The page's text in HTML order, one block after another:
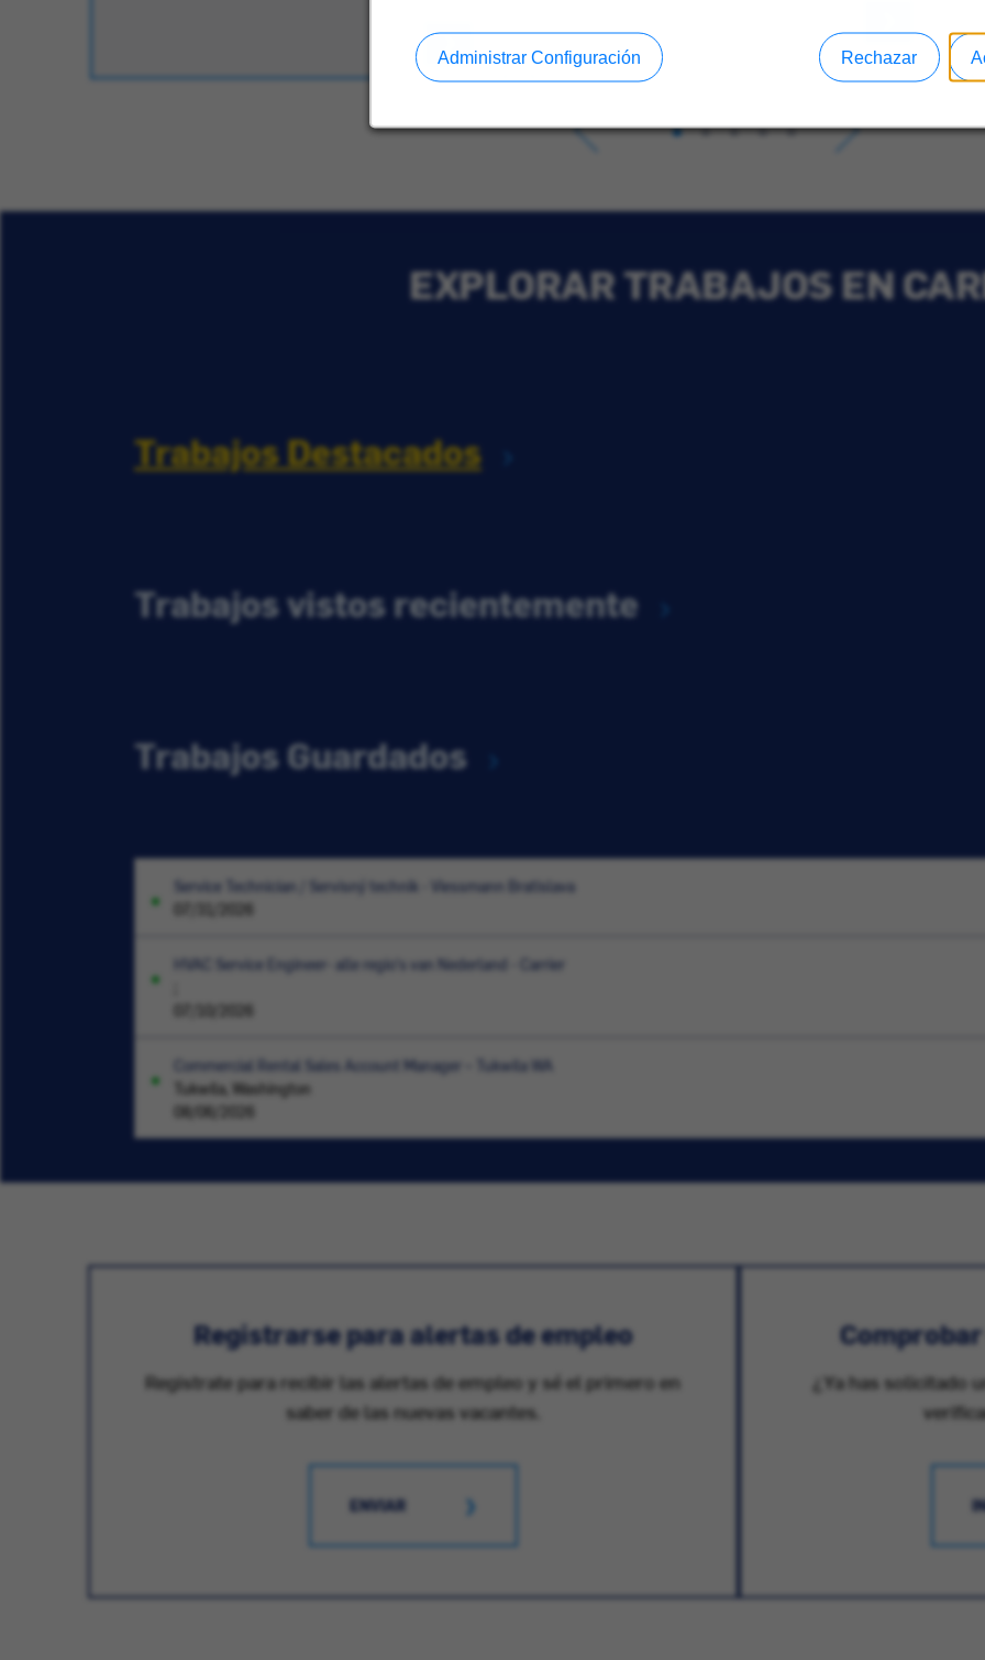
Rechazar
Administrar Configuración
EXPLORAR TRABAJOS EN
Trabajos Destacados
Trabajos vistos recientemente
Trabajos Guardados
Service Technician / Servisný technik - Viessmann Bratislava
07/31/2026
HVAC Service Engineer- alle regio's van Nederland - Carrier
07/10/2026
Commercial Rental Sales Account Manager – Tukwila WA
Tukwila, Washington
08/06/2026
Registrarse para alertas de empleo
Registrate para recibir las alertas de empleo y sé el primero en
saber de las nuevas vacantes.
ENVIAR
¿Ya has solicitado